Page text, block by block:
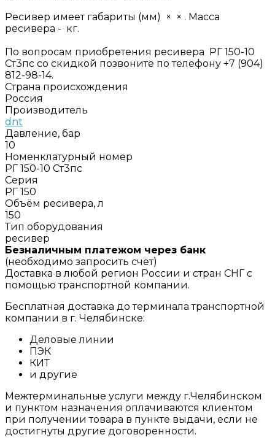
Ресивер имеет габариты (мм) × × . Масса
ресивера - кг.
По вопросам приобретения ресивера РГ 150-10
Ст3пс со скидкой позвоните по телефону +7 (904)
812-98-14.
Страна происхождения
Россия
Производитель
dnt
Давление, бар
10
Номенклатурный номер
РГ 150-10 Ст3пс
Серия
РГ 150
Объём ресивера, л
150
Тип оборудования
ресивер
Безналичным платежом через банк
(необходимо запросить счёт)
Доставка в любой регион России и стран СНГ с
помощью транспортной компании.
Бесплатная доставка до терминала транспортной
компании в г. Челябинске:
Деловые линии
ПЭК
КИТ
и другие
Межтерминальные услуги между г.Челябинском
и пунктом назначения оплачиваются клиентом
при получении товара в пункте выдачи, если не
достигнуты другие договоренности.